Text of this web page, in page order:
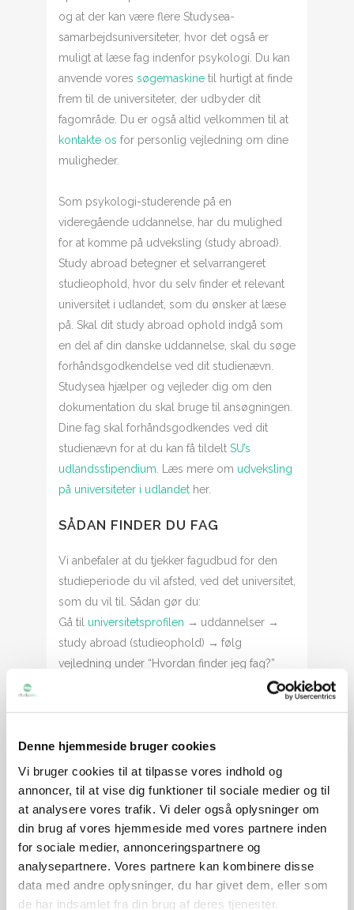
Denne hjemmeside bruger cookies
Vi bruger cookies til at tilpasse vores indhold og
annoncer, til at vise dig funktioner til sociale medier og til
at analysere vores trafik. Vi deler også oplysninger om
din brug af vores hjemmeside med vores partnere inden
for sociale medier, annonceringspartnere og
analysepartnere. Vores partnere kan kombinere disse
data med andre oplysninger, du har givet dem, eller som
de har indsamlet fra din brug af deres tjenester.
og at der kan være flere Studysea-
samarbejdsuniversiteter, hvor det også er
muligt at læse fag indenfor psykologi. Du kan
anvende vores søgemaskine til hurtigt at finde
frem til de universiteter, der udbyder dit
fagområde. Du er også altid velkommen til at
kontakte os for personlig vejledning om dine
muligheder.
Som psykologi-studerende på en
videregående uddannelse, har du mulighed
for at komme på udveksling (study abroad).
Study abroad betegner et selvarrangeret
studieophold, hvor du selv finder et relevant
universitet i udlandet, som du ønsker at læse
på. Skal dit study abroad ophold indgå som
en del af din danske uddannelse, skal du søge
forhåndsgodkendelse ved dit studienævn.
Studysea hjælper og vejleder dig om den
dokumentation du skal bruge til ansøgningen.
Dine fag skal forhåndsgodkendes ved dit
studienævn for at du kan få tildelt SU’s
udlandsstipendium . Læs mere om udveksling
på universiteter i udlandet her.
SÅDAN FINDER DU FAG
Vi anbefaler at du tjekker fagudbud for den
studieperiode du vil afsted, ved det universitet,
som du vil til. Sådan gør du:
Gå til universitetsprofilen → uddannelser →
study abroad (studieophold) → følg
vejledning under “Hvordan finder jeg fag?”
HVAD KAN STUDYSEA TILBYDE?
Gratis og personlig vejledning
98% af Studysea’s ansøgere bliver optaget
Ubegrænset antal studiepladser
Kom afsted uanset karaktergennemsnit
Vælg frit mellem Studysea’s
partneruniversiteter
Få hjælp til legatsøgning, boligsøgning og
øvrigt praktisk/pre-departure